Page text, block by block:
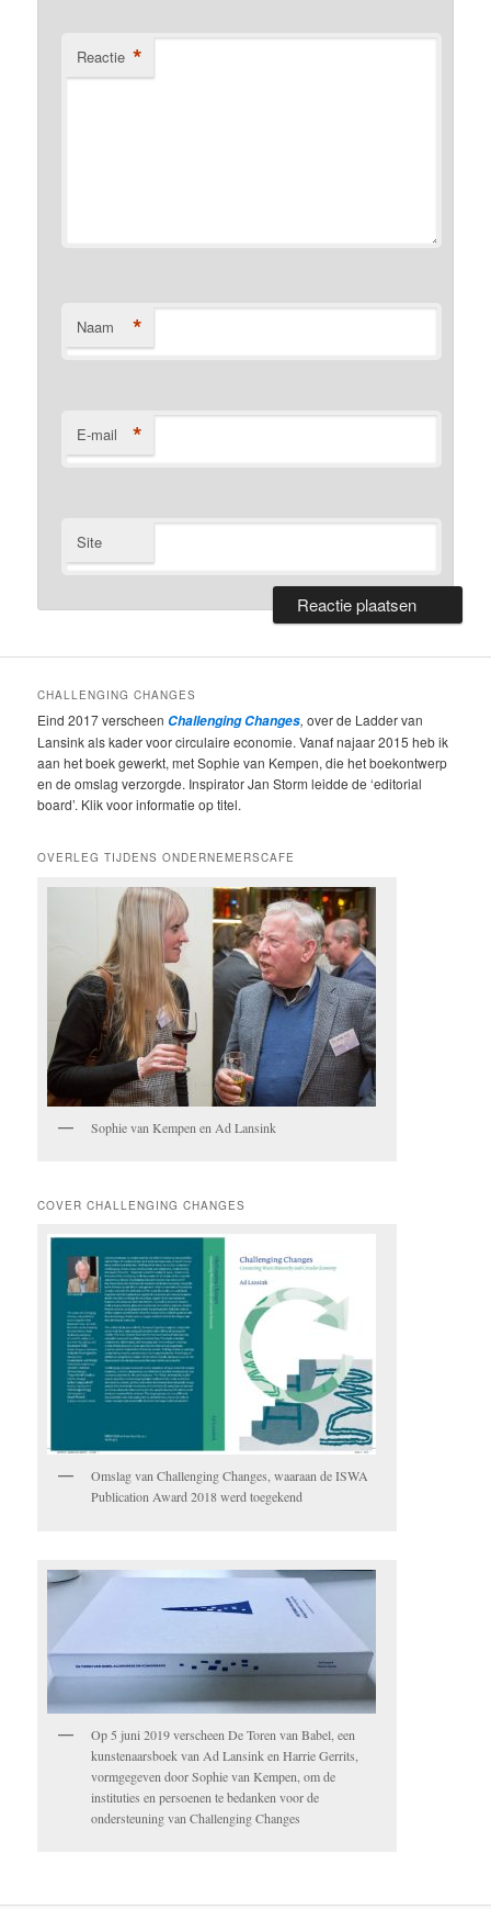
Reactie *
Naam *
E-mail *
Site
CHALLENGING CHANGES
Eind 2017 verscheen Challenging Changes, over de Ladder van
Lansink als kader voor circulaire economie. Vanaf najaar 2015 heb ik
aan het boek gewerkt, met Sophie van Kempen, die het boekontwerp
en de omslag verzorgde. Inspirator Jan Storm leidde de ‘editorial
board’. Klik voor informatie op titel.
OVERLEG TIJDENS ONDERNEMERSCAFE
Sophie van Kempen en Ad Lansink
COVER CHALLENGING CHANGES
Omslag van Challenging Changes, waaraan de ISWA
Publication Award 2018 werd toegekend
Op 5 juni 2019 verscheen De Toren van Babel, een
kunstenaarsboek van Ad Lansink en Harrie Gerrits,
vormgegeven door Sophie van Kempen, om de
instituties en persoenen te bedanken voor de
ondersteuning van Challenging Changes